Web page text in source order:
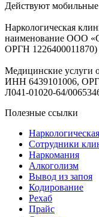
Действуют
Наркологическая
наименование ООО
ОРГН 1226400011870)
Медицинские услуги
ИНН 6439101006,
Л041-01020-64/
Полезные ссылки
Сотрудники
Наркомания
Алкоголизм
Вывод из запоя
Кодирование
Рехаб
Прайс